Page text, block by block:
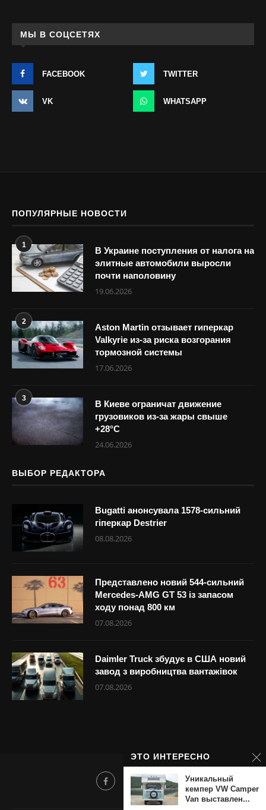
МЫ В СОЦСЕТЯХ
FACEBOOK TWITTER
VK WHATSAPP
ПОПУЛЯРНЫЕ НОВОСТИ
1
В Украине поступления от налога на
элитные автомобили выросли
почти наполовину
19.06.2026
2
Aston Martin отзывает гиперкар
Valkyrie из-за риска возгорания
тормозной системы
17.06.2026
3
В Киеве ограничат движение
грузовиков из-за жары свыше
+28°С
24.06.2026
ВЫБОР РЕДАКТОРА
Bugatti анонсувала 1578-сильний
гіперкар Destrier
08.08.2026
Представлено новий 544-сильний
Mercedes-AMG GT 53 із запасом
ходу понад 800 км
07.08.2026
Daimler Truck збудує в США новий
завод з виробництва вантажівок
07.08.2026
ЭТО ИНТЕРЕСНО
Уникальный
кемпер VW Camper
Van выставлен...